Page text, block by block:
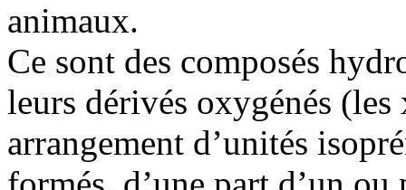
animaux.
Ce sont des composés
leurs dérivés oxygénés
arrangement d’unités